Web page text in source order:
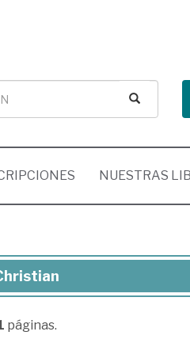
NUESTRAS
páginas.